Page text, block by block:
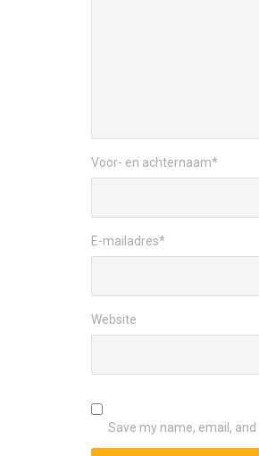
Voor- en achternaam*
E-mailadres*
Website
Save my name, email,